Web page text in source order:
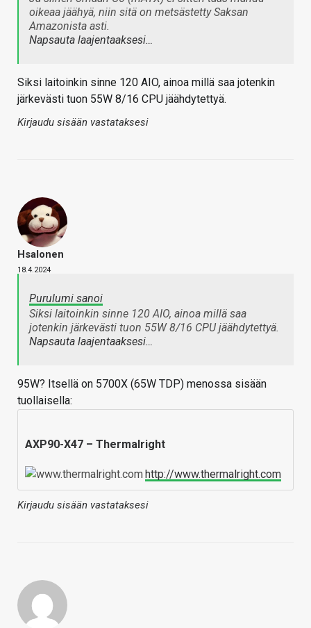
oikeaa jäähyä, niin sitä on metsästetty Saksan
Amazonista asti.
Napsauta laajentaaksesi…
Siksi laitoinkin sinne 120 AIO, ainoa millä saa jotenkin
järkevästi tuon 55W 8/16 CPU jäähdytettyä.
Kirjaudu sisään vastataksesi
Hsalonen
18.4.2024
Purulumi sanoi
Siksi laitoinkin sinne 120 AIO, ainoa millä saa
jotenkin järkevästi tuon 55W 8/16 CPU jäähdytettyä.
Napsauta laajentaaksesi…
95W? Itsellä on 5700X (65W TDP) menossa sisään
tuollaisella:
AXP90-X47 – Thermalright
http://www.thermalright.com
Kirjaudu sisään vastataksesi